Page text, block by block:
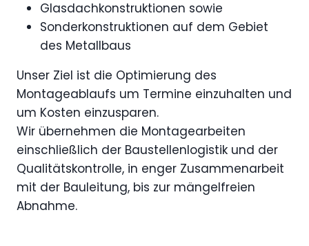
Glasdachkonstruktionen sowie
Sonderkonstruktionen auf dem Gebiet
des Metallbaus
Unser Ziel ist die Optimierung des
Montageablaufs um Termine einzuhalten und
um Kosten einzusparen.
Wir übernehmen die Montagearbeiten
einschließlich der Baustellenlogistik und der
Qualitätskontrolle, in enger Zusammenarbeit
mit der Bauleitung, bis zur mängelfreien
Abnahme.